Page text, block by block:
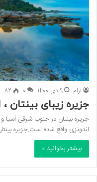
آرام 9 دی 1400 0
82
جزیره زیبای بینتان ،
جزیره بینتان در جنوب شرقی آسیا
اندونزی واقع شده است.جزیره
بیشتر بخوانید »